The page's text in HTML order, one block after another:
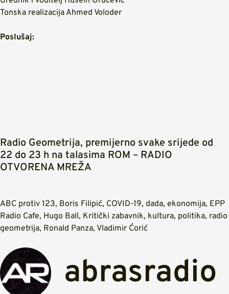
Tonska realizacija Ahmed Voloder
Poslušaj:
Radio Geometrija, premijerno svake srijede od
22 do 23 h na talasima ROM – RADIO
OTVORENA MREŽA
ABC protiv 123, Boris Filipić, COVID-19, dada, ekonomija, EPP
Radio Cafe, Hugo Ball, Kritički zabavnik, kultura, politika, radio
geometrija, Ronald Panza, Vladimir Ćorić
abrasradio